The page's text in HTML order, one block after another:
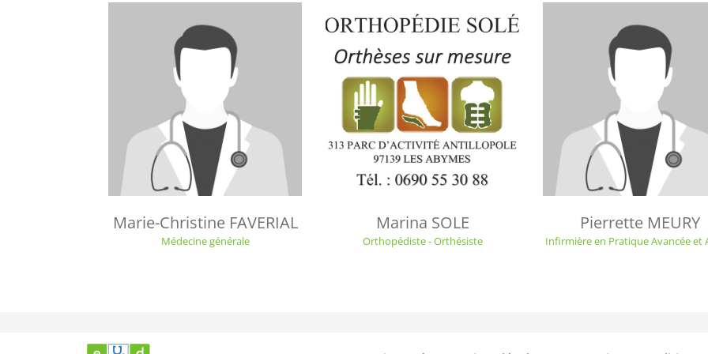
Marie-Christine FAVERIAL
Médecine générale
Marina SOLE
Orthopédiste - Orthésiste
Pierrette MEURY
Infirmière en Pratique Avancée et